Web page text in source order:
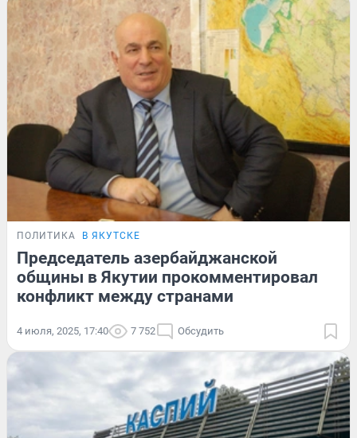
ПОЛИТИКА В ЯКУТСКЕ
Председатель азербайджанской
общины в Якутии прокомментировал
конфликт между странами
4 июля, 2025, 17:40 7 752 Обсудить